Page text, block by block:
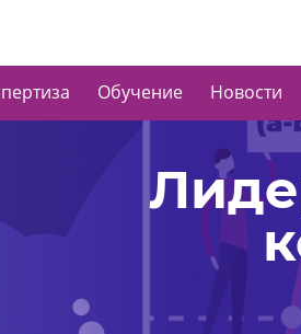
Обучение Новости